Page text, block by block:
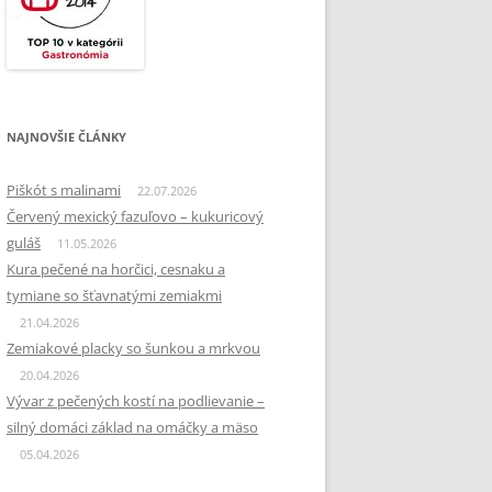
NAJNOVŠIE ČLÁNKY
Piškót s malinami 22.07.2026
Červený mexický fazuľovo – kukuricový
guláš
11.05.2026
Kura pečené na horčici, cesnaku a
tymiane so šťavnatými zemiakmi
21.04.2026
Zemiakové placky so šunkou a mrkvou
20.04.2026
Vývar z pečených kostí na podlievanie –
silný domáci základ na omáčky a mäso
05.04.2026